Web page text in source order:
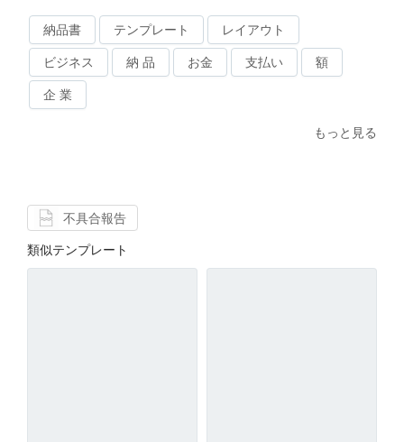
納品書 テンプレート レイアウト
ビジネス 納 品 お金 支払い 額
企 業
もっと見る
不具合報告
類似テンプレート